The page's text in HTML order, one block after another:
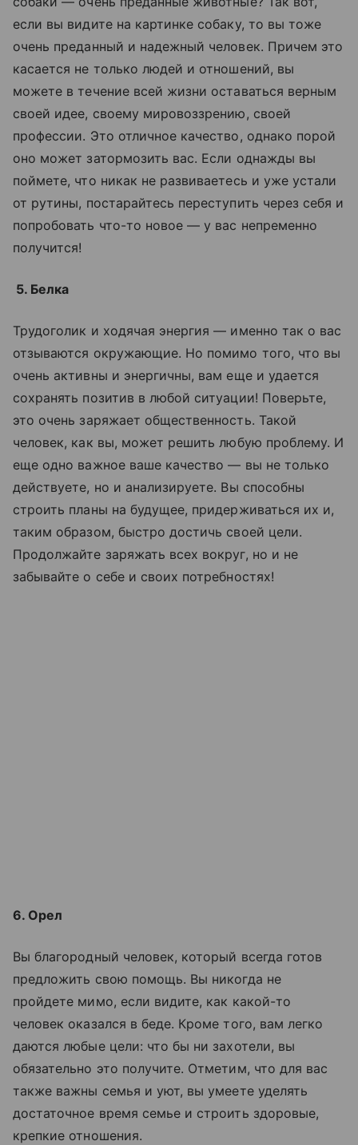
если вы видите на картинке собаку, то вы тоже
очень преданный и надежный человек. Причем это
касается не только людей и отношений, вы
можете в течение всей жизни оставаться верным
своей идее, своему мировоззрению, своей
профессии. Это отличное качество, однако порой
оно может затормозить вас. Если однажды вы
поймете, что никак не развиваетесь и уже устали
от рутины, постарайтесь переступить через себя и
попробовать что-то новое — у вас непременно
получится!
5. Белка
Трудоголик и ходячая энергия — именно так о вас
отзываются окружающие. Но помимо того, что вы
очень активны и энергичны, вам еще и удается
сохранять позитив в любой ситуации! Поверьте,
это очень заряжает общественность. Такой
человек, как вы, может решить любую проблему. И
еще одно важное ваше качество — вы не только
действуете, но и анализируете. Вы способны
строить планы на будущее, придерживаться их и,
таким образом, быстро достичь своей цели.
Продолжайте заряжать всех вокруг, но и не
забывайте о себе и своих потребностях!
6. Орел
Вы благородный человек, который всегда готов
предложить свою помощь. Вы никогда не
пройдете мимо, если видите, как какой-то
человек оказался в беде. Кроме того, вам легко
даются любые цели: что бы ни захотели, вы
обязательно это получите. Отметим, что для вас
также важны семья и уют, вы умеете уделять
достаточное время семье и строить здоровые,
крепкие отношения.